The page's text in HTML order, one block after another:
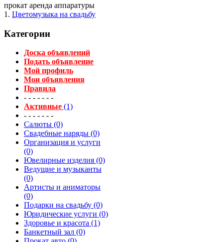
прокат аренда аппаратуры
1. Цветомузыка на свадьбу
Категории
Доска объявлений
Подать объявление
Мой профиль
Мои объявления
Правила
- - - - - - -
Активные (1)
- - - - - - -
Салюты (0)
Свадебные наряды (0)
Организация и услуги
(0)
Ювелирные изделия (0)
Ведущие и музыканты
(0)
Артисты и аниматоры
(0)
Подарки на свадьбу (0)
Юридические услуги (0)
Здоровье и красота (1)
Банкетный зал (0)